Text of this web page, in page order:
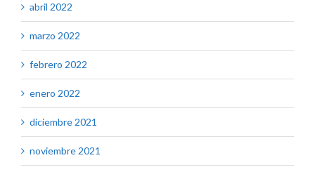
abril 2022
marzo 2022
febrero 2022
enero 2022
diciembre 2021
noviembre 2021